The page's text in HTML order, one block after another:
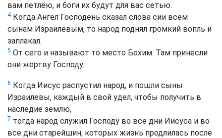
вам петлёю, и боги их будут для вас сетью.
4Когда Ангел Господень сказал слова сии всем
сынам Израилевым, то народ поднял громкий вопль и
заплакал.
5 От сего и называют то место Бохим. Там принесли
они жертву Господу.
6 Когда Иисус распустил народ, и пошли сыны
Израилевы, каждый в свой удел, чтобы получить в
наследие землю,
7 тогда народ служил Господу во все дни Иисуса и во
все дни старейшин, которых жизнь продлилась после